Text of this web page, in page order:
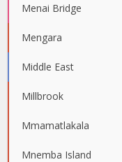
Menai Bridge
Mengara
Middle East
Millbrook
Mmamatlakala
Mnemba Island